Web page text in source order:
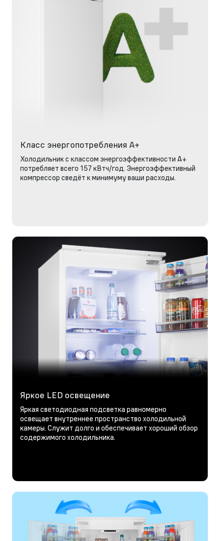
Класс энергопотребления А+
Холодильник с классом энергоэффективности А+
потребляет всего 157 кВтч/год. Энергоэффективный
компрессор сведёт к минимуму ваши расходы.
Яркое LED освещение
Яркая светодиодная подсветка равномерно
освещает внутреннее пространство холодильной
камеры. Служит долго и обеспечивает хороший обзор
содержимого холодильника.